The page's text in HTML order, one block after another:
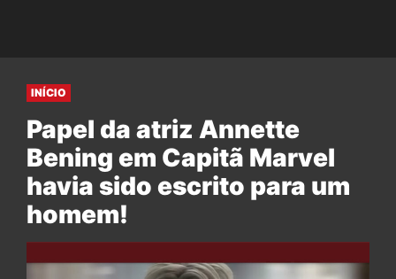
INÍCIO
Papel da atriz Annette
Bening em Capitã Marvel
havia sido escrito para um
homem!